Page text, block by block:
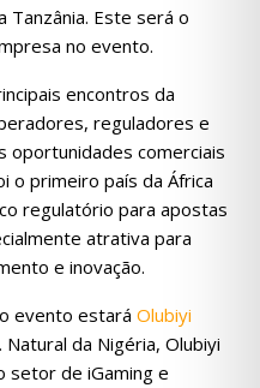
Tanzânia. Este será o
no evento.
encontros da
reguladores e
oportunidades comerciais
o primeiro país da África
regulatório para apostas
atrativa para
e inovação.
evento estará Olubiyi
Natural da Nigéria, Olubiyi
setor de iGaming e